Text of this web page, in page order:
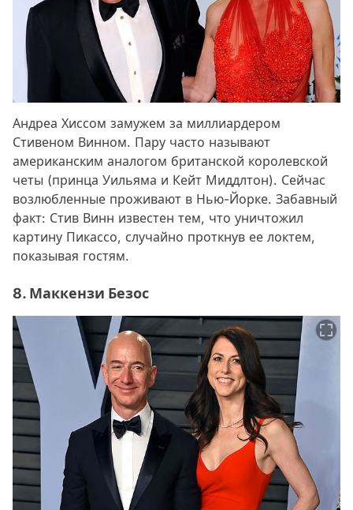
Андреа Хиссом замужем за миллиардером
Стивеном Винном. Пару часто называют
американским аналогом британской королевской
четы (принца Уильяма и Кейт Миддлтон). Сейчас
возлюбленные проживают в Нью-Йорке. Забавный
факт: Стив Винн известен тем, что уничтожил
картину Пикассо, случайно проткнув ее локтем,
показывая гостям.
8. Маккензи Безос